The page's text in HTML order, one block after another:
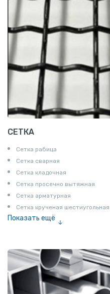
СЕТКА
Сетка рабица
Сетка сварная
Сетка кладочная
Сетка просечно вытяжная
Сетка арматурная
Сетка крученая шестиугольная
Показать ещё